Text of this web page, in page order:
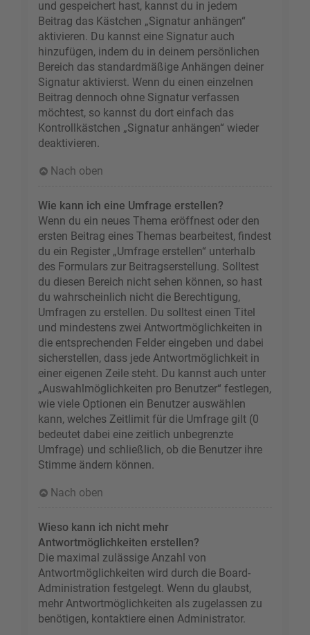
und gespeichert hast, kannst du in jedem
Beitrag das Kästchen „Signatur anhängen“
aktivieren. Du kannst eine Signatur auch
hinzufügen, indem du in deinem persönlichen
Bereich das standardmäßige Anhängen deiner
Signatur aktivierst. Wenn du einen einzelnen
Beitrag dennoch ohne Signatur verfassen
möchtest, so kannst du dort einfach das
Kontrollkästchen „Signatur anhängen“ wieder
deaktivieren.
Nach oben
Wie kann ich eine Umfrage erstellen?
Wenn du ein neues Thema eröffnest oder den
ersten Beitrag eines Themas bearbeitest, findest
du ein Register „Umfrage erstellen“ unterhalb
des Formulars zur Beitragserstellung. Solltest
du diesen Bereich nicht sehen können, so hast
du wahrscheinlich nicht die Berechtigung,
Umfragen zu erstellen. Du solltest einen Titel
und mindestens zwei Antwortmöglichkeiten in
die entsprechenden Felder eingeben und dabei
sicherstellen, dass jede Antwortmöglichkeit in
einer eigenen Zeile steht. Du kannst auch unter
„Auswahlmöglichkeiten pro Benutzer“ festlegen,
wie viele Optionen ein Benutzer auswählen
kann, welches Zeitlimit für die Umfrage gilt (0
bedeutet dabei eine zeitlich unbegrenzte
Umfrage) und schließlich, ob die Benutzer ihre
Stimme ändern können.
Nach oben
Wieso kann ich nicht mehr
Antwortmöglichkeiten erstellen?
Die maximal zulässige Anzahl von
Antwortmöglichkeiten wird durch die Board-
Administration festgelegt. Wenn du glaubst,
mehr Antwortmöglichkeiten als zugelassen zu
benötigen, kontaktiere einen Administrator.